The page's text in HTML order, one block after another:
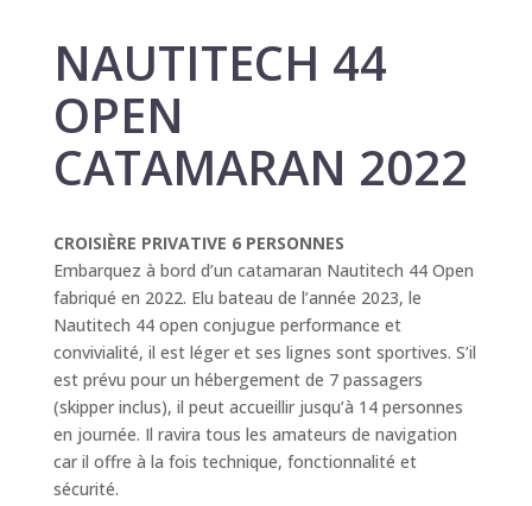
NAUTITECH 44
OPEN
CATAMARAN 2022
CROISIÈRE PRIVATIVE 6 PERSONNES
Embarquez à bord d’un catamaran Nautitech 44 Open
fabriqué en 2022. Elu bateau de l’année 2023, le
Nautitech 44 open conjugue performance et
convivialité, il est léger et ses lignes sont sportives. S’il
est prévu pour un hébergement de 7 passagers
(skipper inclus), il peut accueillir jusqu’à 14 personnes
en journée. Il ravira tous les amateurs de navigation
car il offre à la fois technique, fonctionnalité et
sécurité.